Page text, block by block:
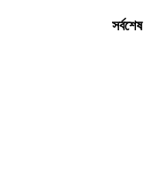
সর্বশেষ